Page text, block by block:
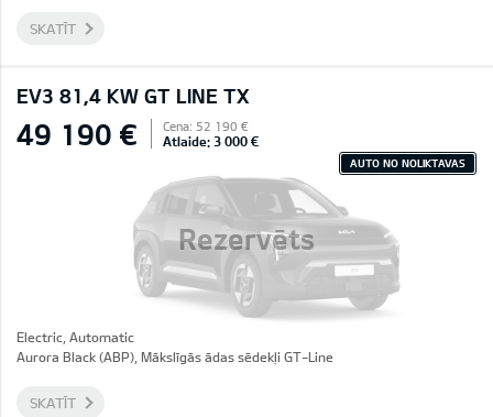
SKATĪT
EV3 81,4 KW GT LINE TX
Rezervēts
49 190 € Cena: 52 190 €
Atlaide: 3 000 €
AUTO NO NOLIKTAVAS
Electric, Automatic
Aurora Black (ABP), Mākslīgās ādas sēdekļi GT-Line
SKATĪT